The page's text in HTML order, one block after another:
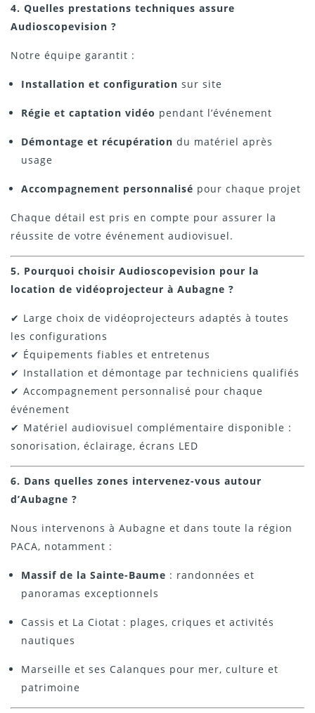
4. Quelles prestations techniques assure
Audioscopevision ?
Notre équipe garantit :
Installation et configuration sur site
Régie et captation vidéo pendant l’événement
Démontage et récupération du matériel après
usage
Accompagnement personnalisé pour chaque projet
Chaque détail est pris en compte pour assurer la
réussite de votre événement audiovisuel.
5. Pourquoi choisir Audioscopevision pour la
location de vidéoprojecteur à Aubagne ?
✔ Large choix de vidéoprojecteurs adaptés à toutes
les configurations
✔ Équipements fiables et entretenus
✔ Installation et démontage par techniciens qualifiés
✔ Accompagnement personnalisé pour chaque
événement
✔ Matériel audiovisuel complémentaire disponible :
sonorisation, éclairage, écrans LED
6. Dans quelles zones intervenez-vous autour
d’Aubagne ?
Nous intervenons à Aubagne et dans toute la région
PACA, notamment :
Massif de la Sainte-Baume : randonnées et
panoramas exceptionnels
Cassis et La Ciotat : plages, criques et activités
nautiques
Marseille et ses Calanques pour mer, culture et
patrimoine